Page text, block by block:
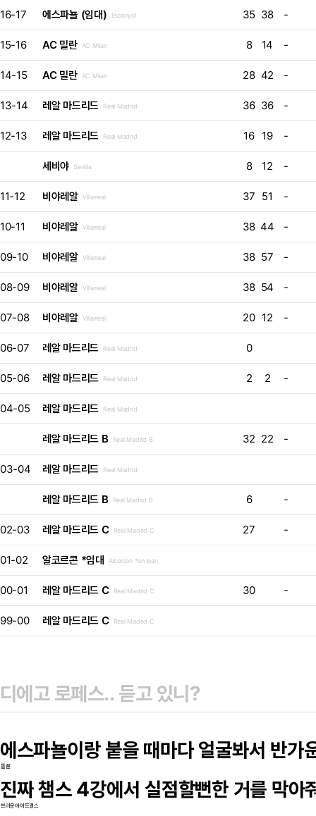
16-17 에스파뇰 (임대) Espanyol 35 38 -
15-16 AC 밀란 AC Milan 8 14 -
14-15 AC 밀란 AC Milan 28 42 -
13-14 레알 마드리드 Real Madrid 36 36 -
12-13 레알 마드리드 Real Madrid 16 19 -
세비야 Sevilla 8 12 -
11-12 비야레알 Villarreal 37 51 -
10-11 비야레알 Villarreal 38 44 -
09-10 비야레알 Villarreal 38 57 -
08-09 비야레알 Villarreal 38 54 -
07-08 비야레알 Villarreal 20 12 -
06-07 레알 마드리드 Real Madrid 0
05-06 레알 마드리드 Real Madrid 2 2 -
04-05 레알 마드리드 Real Madrid
레알 마드리드 B Real Madrid B 32 22 -
03-04 레알 마드리드 Real Madrid
레알 마드리드 B Real Madrid B 6 -
02-03 레알 마드리드 C Real Madrid C 27 -
01-02 알코르콘 *임대 Alcorcon *on loan
00-01 레알 마드리드 C Real Madrid C 30 -
99-00 레알 마드리드 C Real Madrid C
에스파뇰이랑 붙을 때마다 얼굴봐서 반가
돌꿀
진짜 챔스 4강에서 실점할뻔한 거를 막아
브라운아이드걸스